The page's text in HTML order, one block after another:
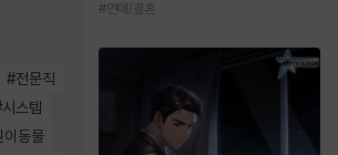
#전문직
시스템
이동물
#연애/결혼